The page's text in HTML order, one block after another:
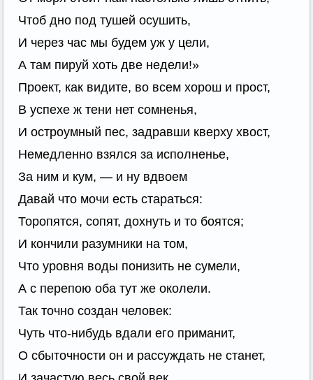
Чтоб дно под тушей осушить,
И через час мы будем уж у цели,
А там пируй хоть две недели!»
Проект, как видите, во всем хорош и прост,
В успехе ж тени нет сомненья,
И остроумный пес, задравши кверху хвост,
Немедленно взялся за исполненье,
За ним и кум, — и ну вдвоем
Давай что мочи есть стараться:
Торопятся, сопят, дохнуть и то боятся;
И кончили разумники на том,
Что уровня воды понизить не сумели,
А с перепою оба тут же околели.
Так точно создан человек:
Чуть что-нибудь вдали его приманит,
О сбыточности он и рассуждать не станет,